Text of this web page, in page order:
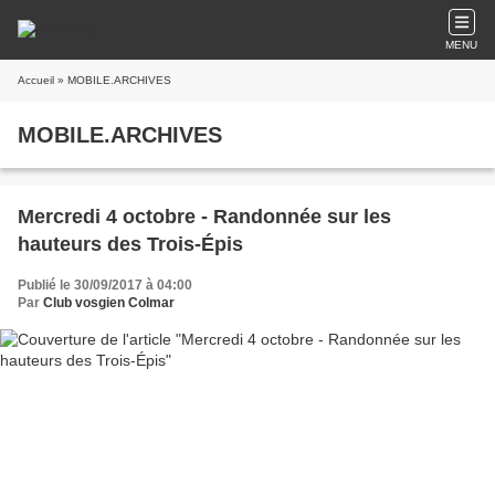
MENU
Accueil » MOBILE.ARCHIVES
MOBILE.ARCHIVES
Mercredi 4 octobre - Randonnée sur les
hauteurs des Trois-Épis
Publié le 30/09/2017 à 04:00
Par Club vosgien Colmar